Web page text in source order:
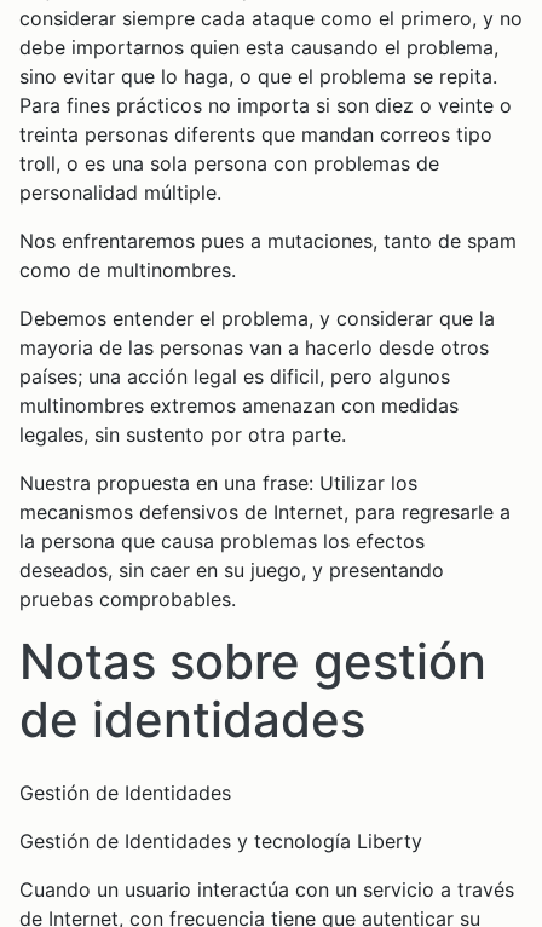
considerar siempre cada ataque como el primero, y no
debe importarnos quien esta causando el problema,
sino evitar que lo haga, o que el problema se repita.
Para fines prácticos no importa si son diez o veinte o
treinta personas diferents que mandan correos tipo
troll, o es una sola persona con problemas de
personalidad múltiple.
Nos enfrentaremos pues a mutaciones, tanto de spam
como de multinombres.
Debemos entender el problema, y considerar que la
mayoria de las personas van a hacerlo desde otros
países; una acción legal es dificil, pero algunos
multinombres extremos amenazan con medidas
legales, sin sustento por otra parte.
Nuestra propuesta en una frase: Utilizar los
mecanismos defensivos de Internet, para regresarle a
la persona que causa problemas los efectos
deseados, sin caer en su juego, y presentando
pruebas comprobables.
Notas sobre gestión
de identidades
Gestión de Identidades
Gestión de Identidades y tecnología Liberty
Cuando un usuario interactúa con un servicio a través
de Internet, con frecuencia tiene que autenticar su